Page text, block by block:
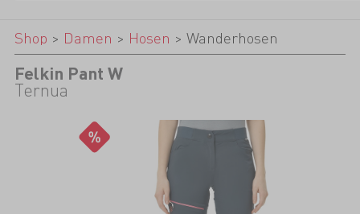
Shop > Damen > Hosen > Wanderhosen
Felkin Pant W
Ternua